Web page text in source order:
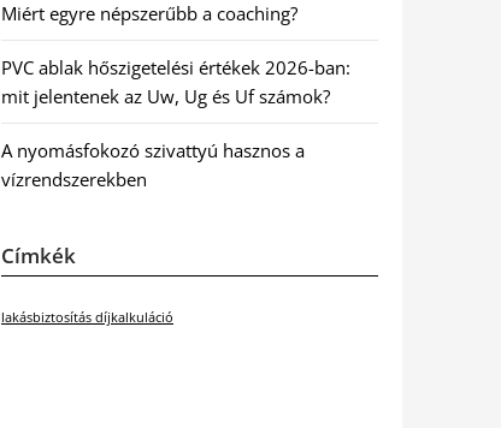
Miért egyre népszerűbb a coaching?
PVC ablak hőszigetelési értékek 2026-ban:
mit jelentenek az Uw, Ug és Uf számok?
A nyomásfokozó szivattyú hasznos a
vízrendszerekben
Címkék
lakásbiztosítás díjkalkuláció